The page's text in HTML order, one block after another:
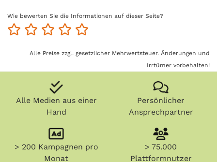
Wie bewerten Sie die Informationen auf dieser Seite?
Alle Preise zzgl. gesetzlicher Mehrwertsteuer. Änderungen und
Irrtümer vorbehalten!
Alle Medien aus einer
Hand
Persönlicher
Ansprechpartner
> 200 Kampagnen pro
Monat
> 75.000
Plattformnutzer